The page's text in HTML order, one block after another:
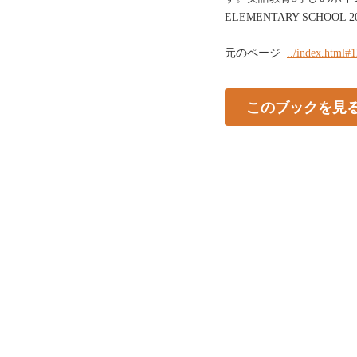
ELEMENTARY SCHOOL
元のページ ../
このブックを見